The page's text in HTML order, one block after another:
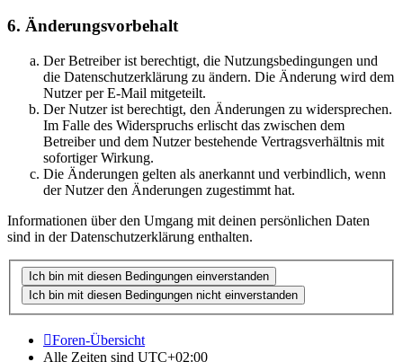
6. Änderungsvorbehalt
Der Betreiber ist berechtigt, die Nutzungsbedingungen und
die Datenschutzerklärung zu ändern. Die Änderung wird dem
Nutzer per E-Mail mitgeteilt.
Der Nutzer ist berechtigt, den Änderungen zu widersprechen.
Im Falle des Widerspruchs erlischt das zwischen dem
Betreiber und dem Nutzer bestehende Vertragsverhältnis mit
sofortiger Wirkung.
Die Änderungen gelten als anerkannt und verbindlich, wenn
der Nutzer den Änderungen zugestimmt hat.
Informationen über den Umgang mit deinen persönlichen Daten
sind in der Datenschutzerklärung enthalten.
Foren-Übersicht
Alle Zeiten sind UTC+02:00